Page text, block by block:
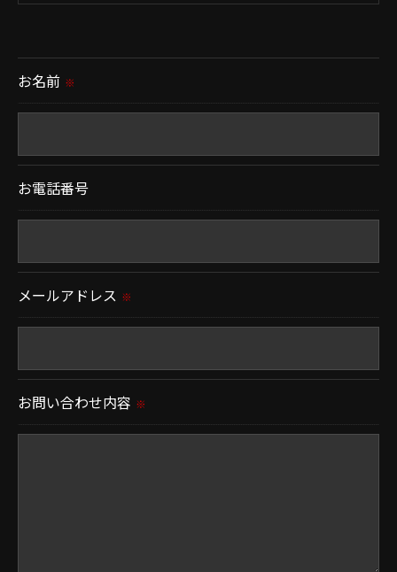
られた場合を除き、
当社では、利用目的の達成に必要な範囲において、
お名前 ※
お電話番号
メールアドレス ※
お問い合わせ内容 ※